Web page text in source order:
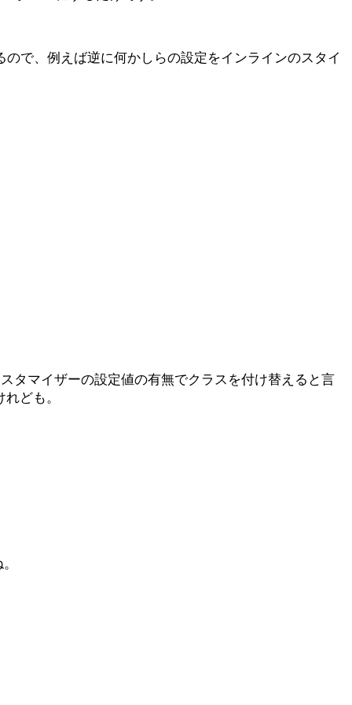
で、例えば逆に何かしらの設定をインラインのスタイ
タマイザーの設定値の有無でクラスを付け替えると言
ども。